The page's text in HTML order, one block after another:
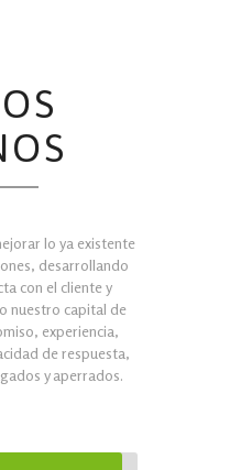
lo ya existente
desarrollando
con el cliente y
nuestro capital de
experiencia,
de respuesta,
y aperrados.